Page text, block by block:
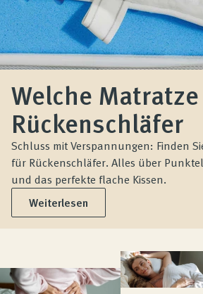
Qualität und Garantie
Kundenbewertungen
Produktberatung
Unternehmen
Kontakt
Magazin
Welche
Rückenschläfer
Schluss mit Verspannungen: Finden
für Rückenschläfer. Alles über
und das perfekte flache Kissen.
Weiterlesen